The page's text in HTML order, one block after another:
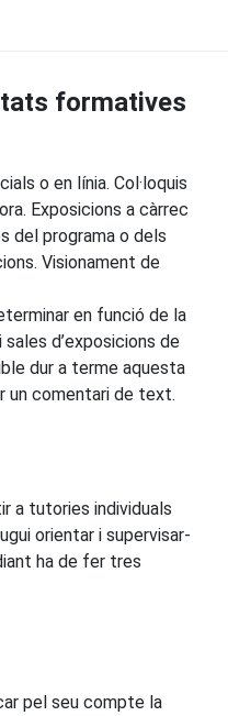
formatives
o en línia. Col·loquis
Exposicions a càrrec
del programa o dels
Visionament de
en funció de la
d’exposicions de
dur a terme aquesta
un comentari de text.
a tutories individuals
orientar i supervisar-
ha de fer tres
pel seu compte la